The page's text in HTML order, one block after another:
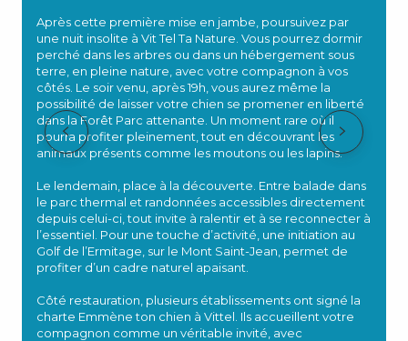
Après cette première mise en jambe, poursuivez par
une nuit insolite à Vit Tel Ta Nature. Vous pourrez dormir
perché dans les arbres ou dans un hébergement sous
terre, en pleine nature, avec votre compagnon à vos
côtés. Le soir venu, après 19h, vous aurez même la
possibilité de laisser votre chien se promener en liberté
dans la Forêt Parc attenante. Un moment rare où il
pourra profiter pleinement, tout en découvrant les
animaux présents comme les moutons ou les lapins.
Le lendemain, place à la découverte. Entre balade dans
le parc thermal et randonnées accessibles directement
depuis celui-ci, tout invite à ralentir et à se reconnecter à
l’essentiel. Pour une touche d’activité, une initiation au
Golf de l’Ermitage, sur le Mont Saint-Jean, permet de
profiter d’un cadre naturel apaisant.
Côté restauration, plusieurs établissements ont signé la
charte Emmène ton chien à Vittel. Ils accueillent votre
compagnon comme un véritable invité, avec